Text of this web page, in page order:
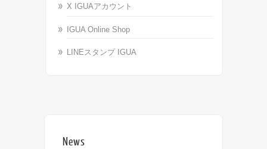
X IGUAアカウント
IGUA Online Shop
LINEスタンプ IGUA
News